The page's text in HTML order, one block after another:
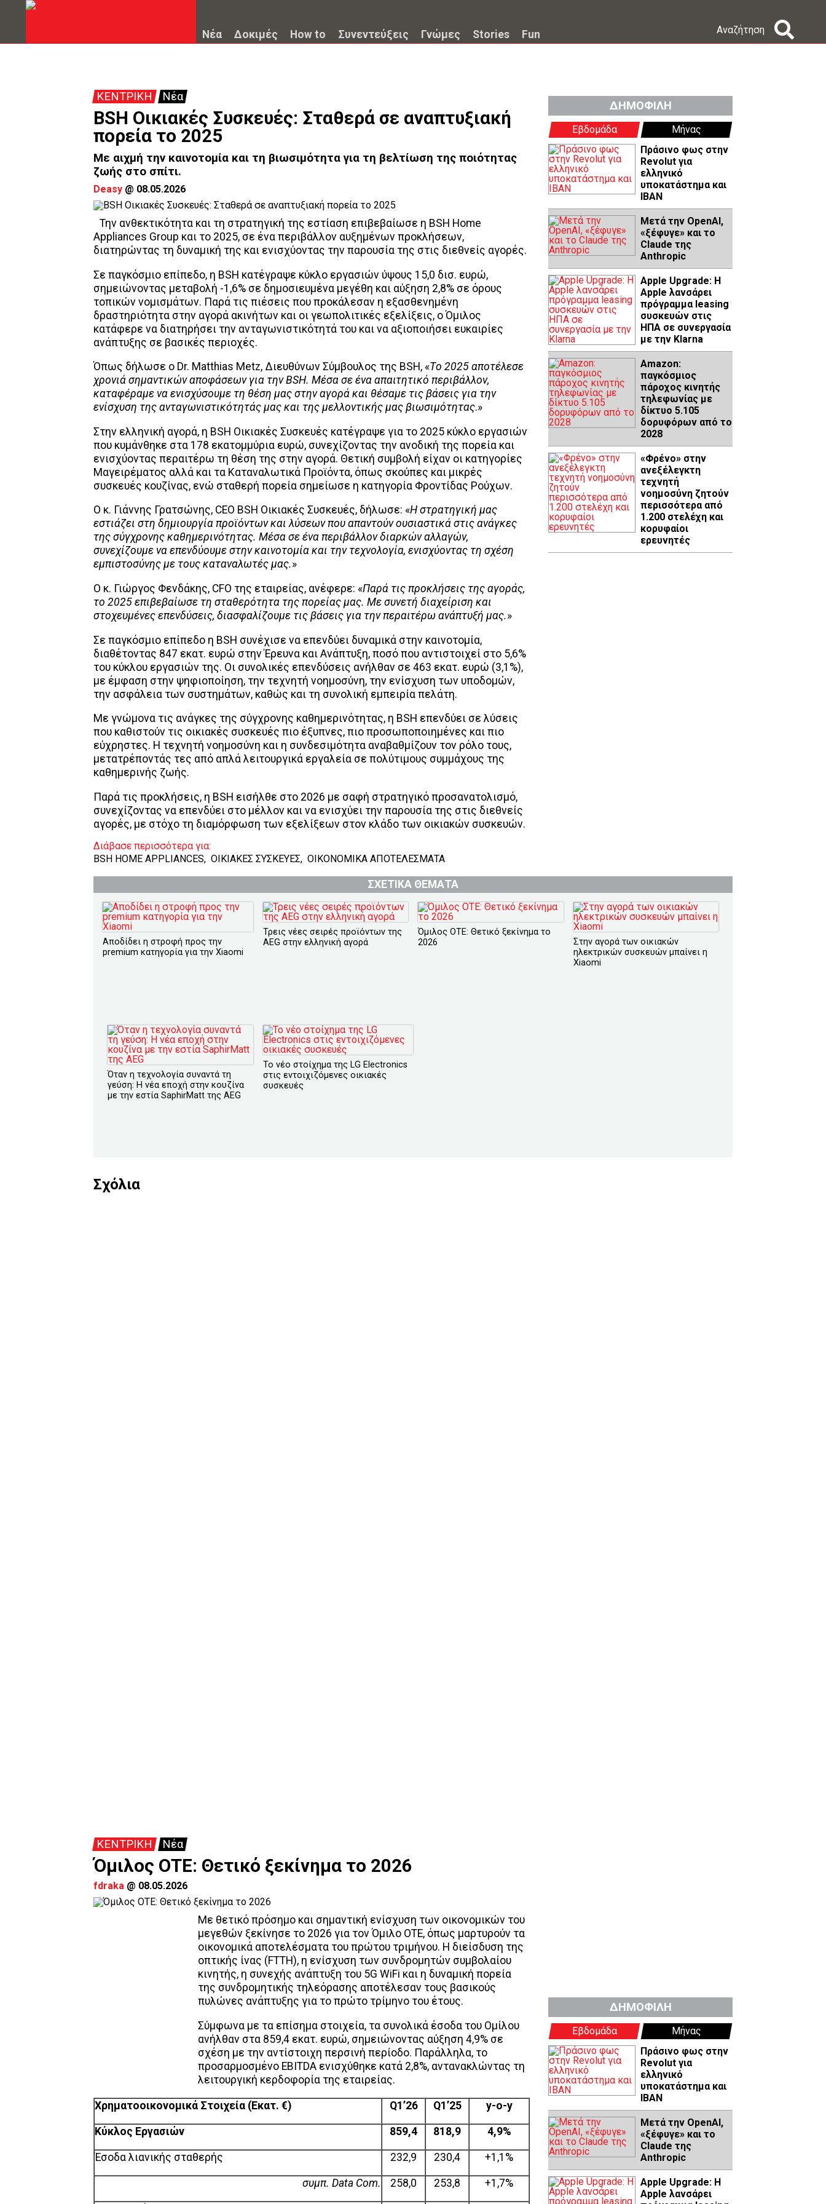
Νέα Δοκιμές How to Συνεντεύξεις Γνώμες Stories Fun Αναζήτηση
ΚΕΝΤΡΙΚΗ Νέα
BSH Οικιακές Συσκευές: Σταθερά σε αναπτυξιακή
πορεία το 2025
Με αιχμή την καινοτομία και τη βιωσιμότητα για τη βελτίωση της ποιότητας
ζωής στο σπίτι.
Deasy @ 08.05.2026
Την ανθεκτικότητα και τη στρατηγική της εστίαση επιβεβαίωσε η BSH Home
Appliances Group και το 2025, σε ένα περιβάλλον αυξημένων προκλήσεων,
διατηρώντας τη δυναμική της και ενισχύοντας την παρουσία της στις διεθνείς αγορές.
Σε παγκόσμιο επίπεδο, η BSH κατέγραψε κύκλο εργασιών ύψους 15,0 δισ. ευρώ,
σημειώνοντας μεταβολή -1,6% σε δημοσιευμένα μεγέθη και αύξηση 2,8% σε όρους
τοπικών νομισμάτων. Παρά τις πιέσεις που προκάλεσαν η εξασθενημένη
δραστηριότητα στην αγορά ακινήτων και οι γεωπολιτικές εξελίξεις, ο Όμιλος
κατάφερε να διατηρήσει την ανταγωνιστικότητά του και να αξιοποιήσει ευκαιρίες
ανάπτυξης σε βασικές περιοχές.
Όπως δήλωσε ο Dr. Matthias Metz, Διευθύνων Σύμβουλος της BSH, «Tο 2025 αποτέλεσε
χρονιά σημαντικών αποφάσεων για τηνBSH. Μέσα σε ένα απαιτητικό περιβάλλον,
καταφέραμε να ενισχύσουμε τη θέση μας στην αγορά και θέσαμε τις βάσεις για την
ενίσχυση της ανταγωνιστικότητάς μας και της μελλοντικής μας βιωσιμότητας.»
Στην ελληνική αγορά, η BSH Οικιακές Συσκευές κατέγραψε για το 2025 κύκλο εργασιών
που κυμάνθηκε στα 178 εκατομμύρια ευρώ, συνεχίζοντας την ανοδική της πορεία και
ενισχύοντας περαιτέρω τη θέση της στην αγορά. Θετική συμβολή είχαν οι κατηγορίες
Μαγειρέματος αλλά και τα Καταναλωτικά Προϊόντα, όπως σκούπες και μικρές
συσκευές κουζίνας, ενώ σταθερή πορεία σημείωσε η κατηγορία Φροντίδας Ρούχων.
Ο κ. Γιάννης Γρατσώνης, CEO BSH Οικιακές Συσκευές, δήλωσε: «Η στρατηγική μας
εστιάζει στη δημιουργία προϊόντων και λύσεων που απαντούν ουσιαστικά στις ανάγκες
της σύγχρονης καθημερινότητας. Μέσα σε ένα περιβάλλον διαρκών αλλαγών,
συνεχίζουμε να επενδύουμε στην καινοτομία και την τεχνολογία, ενισχύοντας τη σχέση
εμπιστοσύνης με τους καταναλωτές μας.»
Ο κ. Γιώργος Φενδάκης, CFO της εταιρείας, ανέφερε: «Παρά τις προκλήσεις της αγοράς,
το 2025 επιβεβαίωσε τη σταθερότητα της πορείας μας. Με συνετή διαχείριση και
στοχευμένες επενδύσεις, διασφαλίζουμε τις βάσεις για την περαιτέρω ανάπτυξή μας.»
Σε παγκόσμιο επίπεδο η BSH συνέχισε να επενδύει δυναμικά στην καινοτομία,
διαθέτοντας 847 εκατ. ευρώ στην Έρευνα και Ανάπτυξη, ποσό που αντιστοιχεί στο 5,6%
του κύκλου εργασιών της. Οι συνολικές επενδύσεις ανήλθαν σε 463 εκατ. ευρώ (3,1%),
με έμφαση στην ψηφιοποίηση, την τεχνητή νοημοσύνη, την ενίσχυση των υποδομών,
την ασφάλεια των συστημάτων, καθώς και τη συνολική εμπειρία πελάτη.
Με γνώμονα τις ανάγκες της σύγχρονης καθημερινότητας, η BSH επενδύει σε λύσεις
που καθιστούν τις οικιακές συσκευές πιο έξυπνες, πιο προσωποποιημένες και πιο
εύχρηστες. Η τεχνητή νοημοσύνη και η συνδεσιμότητα αναβαθμίζουν τον ρόλο τους,
μετατρέποντάς τες από απλά λειτουργικά εργαλεία σε πολύτιμους συμμάχους της
καθημερινής ζωής.
Παρά τις προκλήσεις, η BSH εισήλθε στο 2026 με σαφή στρατηγικό προσανατολισμό,
συνεχίζοντας να επενδύει στο μέλλον και να ενισχύει την παρουσία της στις διεθνείς
αγορές, με στόχο τη διαμόρφωση των εξελίξεων στον κλάδο των οικιακών συσκευών.
ΔΗΜΟΦΙΛΗ
Εβδομάδα
Μήνας
Πράσινο φως στην
Revolut για
ελληνικό
υποκατάστημα και
IBAN
Μετά την OpenAI,
«ξέφυγε» και το
Claude της
Anthropic
Apple Upgrade: Η
Apple λανσάρει
πρόγραμμα leasing
συσκευών στις
ΗΠΑ σε συνεργασία
με την Klarna
Amazon:
παγκόσμιος
πάροχος κινητής
τηλεφωνίας με
δίκτυο 5.105
δορυφόρων από το
2028
«Φρένο» στην
ανεξέλεγκτη
τεχνητή
νοημοσύνη ζητούν
περισσότερα από
1.200 στελέχη και
κορυφαίοι
ερευνητές
Διάβασε περισσότερα για:
BSH HOME APPLIANCES, ΟΙΚΙΑΚΕΣ ΣΥΣΚΕΥΕΣ, ΟΙΚΟΝΟΜΙΚΑ ΑΠΟΤΕΛΕΣΜΑΤΑ
ΣΧΕΤΙΚΑ ΘΕΜΑΤΑ
Αποδίδει η στροφή προς την
premium κατηγορία για την Xiaomi
Τρεις νέες σειρές προϊόντων της
AEG στην ελληνική αγορά
Όμιλος ΟΤΕ: Θετικό ξεκίνημα το
2026
Στην αγορά των οικιακών
ηλεκτρικών συσκευών μπαίνει η
Xiaomi
Όταν η τεχνολογία συναντά τη
γεύση: Η νέα εποχή στην κουζίνα
με την εστία SaphirMatt της AEG
To νέο στοίχημα της LG Electronics
στις εντοιχιζόμενες οικιακές
συσκευές
Σχόλια
ΚΕΝΤΡΙΚΗ Νέα
Όμιλος ΟΤΕ: Θετικό ξεκίνημα το 2026
fdraka @ 08.05.2026
Με θετικό πρόσημο και σημαντική ενίσχυση των οικονομικών του
μεγεθών ξεκίνησε το 2026 για τον Όμιλο ΟΤΕ, όπως μαρτυρούν τα
οικονομικά αποτελέσματα του πρώτου τριμήνου. Η διείσδυση της
οπτικής ίνας (FTTH), η ενίσχυση των συνδρομητών συμβολαίου
κινητής, η συνεχής ανάπτυξη του 5G WiFi και η δυναμική πορεία
της συνδρομητικής τηλεόρασης αποτέλεσαν τους βασικούς
πυλώνες ανάπτυξης για το πρώτο τρίμηνο του έτους.
Σύμφωνα με τα επίσημα στοιχεία, τα συνολικά έσοδα του Ομίλου
ανήλθαν στα 859,4 εκατ. ευρώ, σημειώνοντας αύξηση 4,9% σε
σχέση με την αντίστοιχη περσινή περίοδο. Παράλληλα, το
προσαρμοσμένο EBITDA ενισχύθηκε κατά 2,8%, αντανακλώντας τη
λειτουργική κερδοφορία της εταιρείας.
Χρηματοοικονομικά Στοιχεία (Εκατ. €) Q1’26 Q1’25 y-o-y
Κύκλος Εργασιών 859,4 818,9 4,9%
Έσοδα λιανικής σταθερής 232,9 230,4 +1,1%
συμπ. Data Com. 258,0 253,8 +1,7%
ΔΗΜΟΦΙΛΗ
Εβδομάδα
Μήνας
Πράσινο φως στην
Revolut για
ελληνικό
υποκατάστημα και
IBAN
Μετά την OpenAI,
«ξέφυγε» και το
Claude της
Anthropic
Apple Upgrade: Η
Apple λανσάρει